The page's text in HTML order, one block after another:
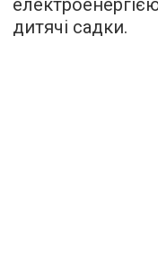
дитячі садки.